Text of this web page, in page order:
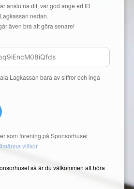
anslutna dit, var god ange ert ID
nedan.
även bra att göra senare!
Lagkassan bara av siffror och inga
som förening på Sponsorhuset
villkor
så är du välkommen att höra